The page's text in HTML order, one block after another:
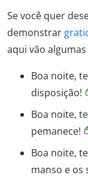
Se você quer
demonstrar
aqui vão
Boa noite,
disposição!
Boa noite,
pemanece!
Boa noite,
manso e os